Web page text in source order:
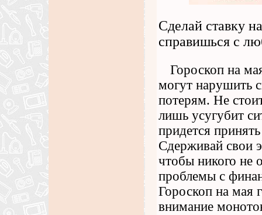
Сделай ставку
справишься с
Гороскоп на
могут нарушить
потерям. Не
лишь усугубит
придется
Сдерживай свои
чтобы никого не
проблемы с
Гороскоп на мая
внимание